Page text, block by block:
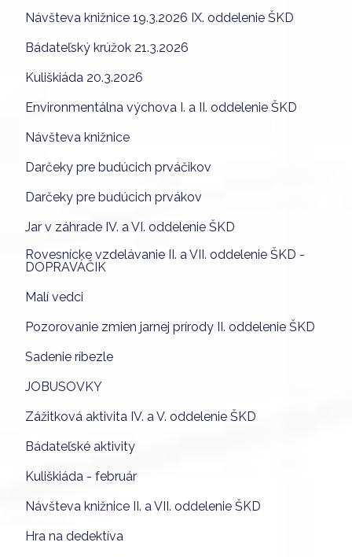
Návšteva knižnice 19.3.2026 IX. oddelenie ŠKD
Bádateľský krúžok 21.3.2026
Kuliškiáda 20.3.2026
Environmentálna výchova I. a II. oddelenie ŠKD
Návšteva knižnice
Darčeky pre budúcich prváčikov
Darčeky pre budúcich prvákov
Jar v záhrade IV. a VI. oddelenie ŠKD
Rovesnícke vzdelávanie II. a VII. oddelenie ŠKD -
DOPRAVÁČIK
Malí vedci
Pozorovanie zmien jarnej prírody II. oddelenie ŠKD
Sadenie ríbezle
JOBUSOVKY
Zážitková aktivita IV. a V. oddelenie ŠKD
Bádateľské aktivity
Kuliškiáda - február
Návšteva knižnice II. a VII. oddelenie ŠKD
Hra na dedektíva